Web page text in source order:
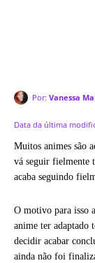
Por: Vanessa
Data da última
Muitos animes são
vá seguir fielmente
acaba seguindo
O motivo para isso
anime ter adaptado
decidir acabar
ainda não foi